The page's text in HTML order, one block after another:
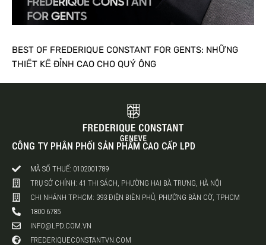
BEST OF FREDERIQUE CONSTANT FOR GENTS: NHỮNG
THIẾT KẾ ĐỈNH CAO CHO QUÝ ÔNG
CÔNG TY PHÂN PHỐI SẢN PHẨM CAO CẤP LPD
MÃ SỐ THUẾ: 0102001789
TRỤ SỞ CHÍNH: 41 THI SÁCH, PHƯỜNG HAI BÀ TRƯNG, HÀ NỘI
CHI NHÁNH TP.HCM: 393 ĐIỆN BIÊN PHỦ, PHƯỜNG BÀN CỜ, TPHCM
1800 6785
INFO@LPD.COM.VN
FREDERIQUECONSTANTVN.COM